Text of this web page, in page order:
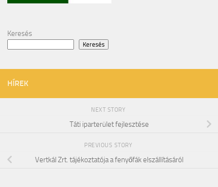
Keresés
Keresés
HÍREK
NEXT STORY
Táti iparterület fejlesztése
PREVIOUS STORY
Vertkál Zrt. tájékoztatója a fenyőfák elszállításáról